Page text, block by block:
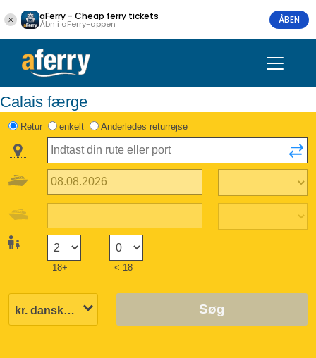
aFerry - Cheap ferry tickets
Åbn i aFerry-appen ÅBEN
Calais færge
Retur enkelt Anderledes returrejse
18+ < 18
Søg